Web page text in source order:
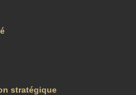
stratégique